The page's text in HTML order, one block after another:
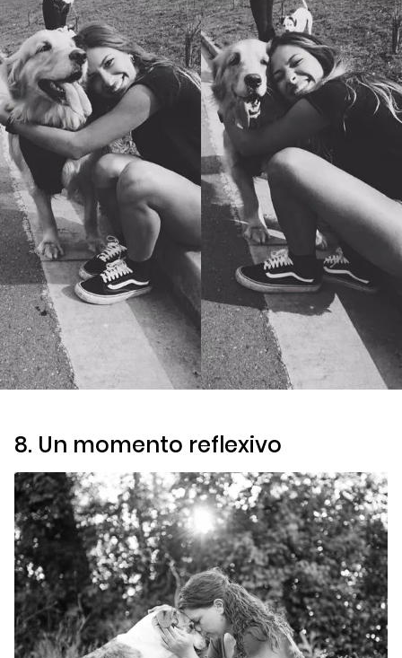
8. Un momento reflexivo